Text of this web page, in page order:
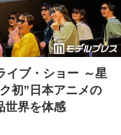
イブ・ショー ～星
初”日本アニメの
世界を体感